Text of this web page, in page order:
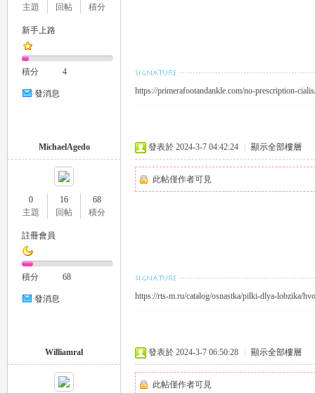
主題
回帖
積分
新手上路
積分 4
發消息 https://primerafootandankle.com/no-prescription-
MichaelAgedo
0
主題
16
回帖
68
積分
註冊會員
積分 68
發消息
發表於 2024-3-7 04:42:24 顯示全部樓層
此帖僅作者可見
https://rts-m.ru/catalog/osnastka/pilki-dlya-lobzika/
Williamral 發表於 2024-3-7 06:50:28 顯示全部樓層
此帖僅作者可見